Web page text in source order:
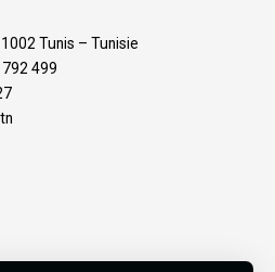
Tunis – Tunisie
499